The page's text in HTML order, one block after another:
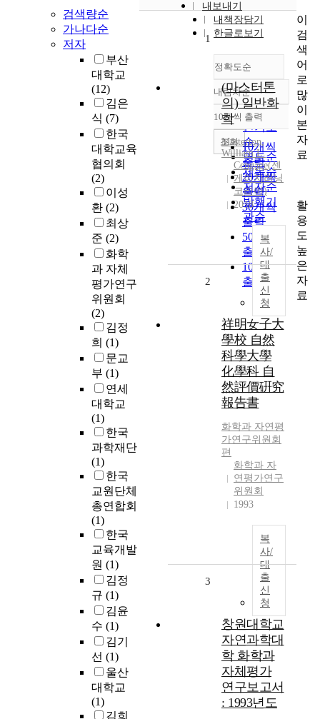
검색량순
가나다순
저자
부산
대학교
(12)
김은
식 (7)
한국
대학교육
협의회
(2)
이성
환 (2)
최상
준 (2)
화학
과 자체
평가연구
위원회
(2)
김정
희 (1)
문교
부 (1)
연세
대학교
(1)
한국
과학재단
(1)
한국
교원단체
총연합회
(1)
한국
교육개발
원 (1)
김정
규 (1)
김윤
수 (1)
김기
선 (1)
울산
대학교
(1)
김희
내보내기
내책장담기
한글로보기
정확도순
정확도
순
인기도
순
연도순
제목순
저자순
발행기
관순
내림차순
내림차순
10개씩 출력
10개씩
출력
20개씩
출력
30개씩
출력
50개씩
출력
100개씩
출력
조회
1
(마스터톤
의) 일반화
학
Masterton,
William L.
Cengage(센
게이지러닝
코리아)
2018
복
사/
대
출
신
청
2
祥明女子大
學校 自然
科學大學
化學科 自
然評價硏究
報告書
화학과 자연평
가연구위원회
편
화학과 자
연평가연구
위원회
1993
복
사/
대
출
신
청
3
창원대학교
자연과학대
학 화학과
자체평가
연구보고서
: 1993년도
이
검
색
어
로
많
이
본
자
료
활
용
도
높
은
자
료